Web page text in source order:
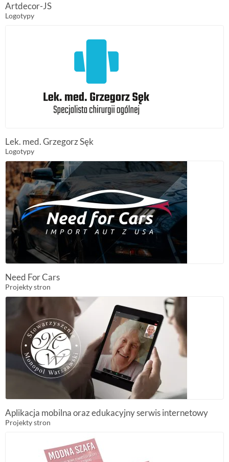
Artdecor-JS
Logotypy
Lek. med. Grzegorz Sęk
Logotypy
Need For Cars
Projekty stron
Aplikacja mobilna oraz edukacyjny serwis internetowy
Projekty stron